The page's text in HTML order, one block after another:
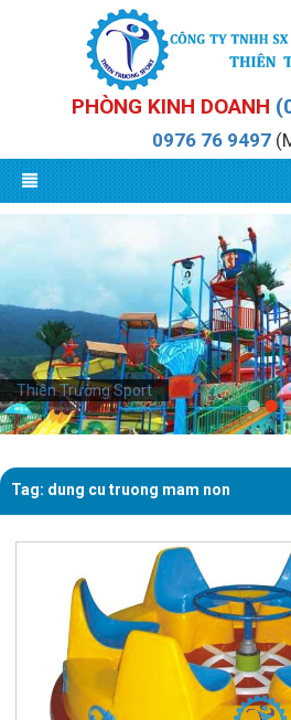
PHÒNG KINH DOANH
0976 76 9497
Thiên Trường Sport
Tag: dung cu truong mam non